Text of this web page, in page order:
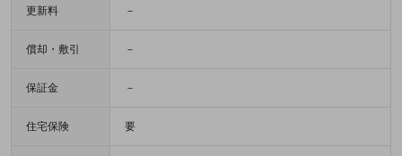
更新料 －
償却・敷引 －
保証金 －
住宅保険 要